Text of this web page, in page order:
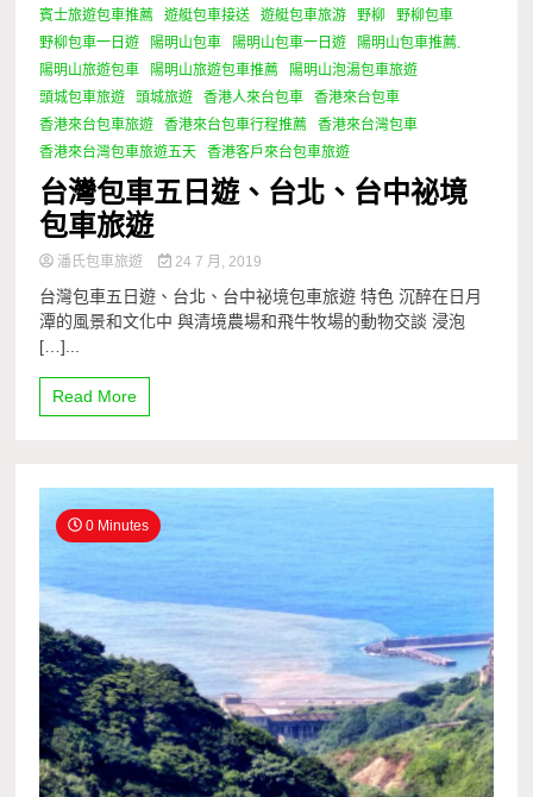
賓士旅遊包車推薦 遊艇包車接送 遊艇包車旅游 野柳
野柳包車
野柳包車一日遊
陽明山包車 陽明山包車一日遊
陽明山包車推薦.
陽明山旅遊包車
陽明山旅遊包車推薦
陽明山泡湯包車旅遊
頭城包車旅遊
頭城旅遊 香港人來台包車
香港來台包車
香港來台包車旅遊
香港來台包車行程推薦
香港來台灣包車
香港來台灣包車旅遊五天
香港客戶來台包車旅遊
台灣包車五日遊、台北、台中祕境
包車旅遊
潘氏包車旅遊 24 7 月, 2019
台灣包車五日遊、台北、台中祕境包車旅遊 特色 沉醉在日月
潭的風景和文化中 與清境農場和飛牛牧場的動物交談 浸泡
[…]...
Read More
0 Minutes